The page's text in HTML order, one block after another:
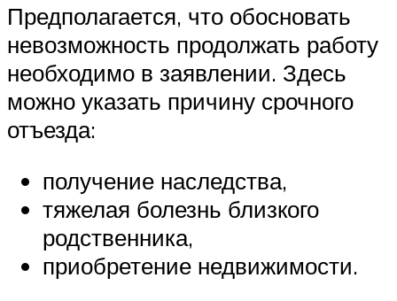
Предполагается, что обосновать
невозможность продолжать работу
необходимо в заявлении. Здесь
можно указать причину срочного
отъезда:
получение наследства,
тяжелая болезнь близкого
родственника,
приобретение недвижимости.